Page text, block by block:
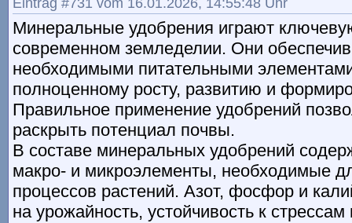
Eintrag #731 vom 16.01.2026, 14:55:48 Uhr
Минеральные удобрения играют
современном земледелии. Они
необходимыми питательными
полноценному росту, развитию и
Правильное применение удобрений
раскрыть потенциал почвы.
В составе минеральных удобрений
макро- и микроэлементы, необходимые
процессов растений. Азот, фосфор и
на урожайность, устойчивость к стрессам